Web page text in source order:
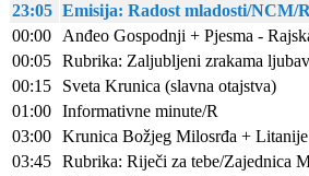
23:05 Emisija: Radost mladosti/NCM/R
00:00
Anđeo Gospodnji + Pjesma -
00:05 Rubrika: Zaljubljeni zrakama
00:15
Sveta Krunica (slavna otajstva)
01:00 Informativne minute/R
03:00 Krunica Božjeg Milosrđa +
03:45 Rubrika: Riječi za tebe/Zajednica